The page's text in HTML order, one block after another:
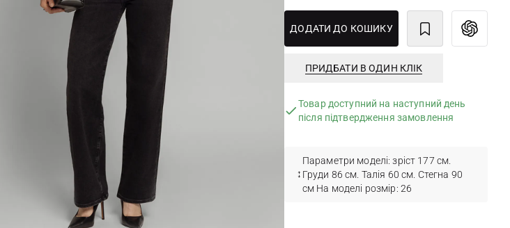
ДОДАТИ ДО КОШИКУ
ПРИДБАТИ В ОДИН КЛІК
Товар доступний на наступний день
після підтвердження замовлення
Параметри моделі: зріст 177 см.
Груди 86 см. Талія 60 см. Стегна 90
см На моделі розмір: 26